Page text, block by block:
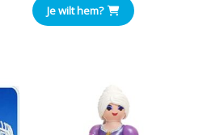
Je wilt hem?